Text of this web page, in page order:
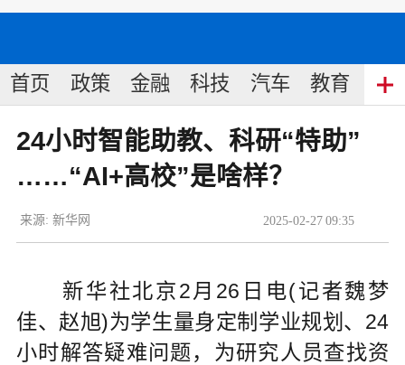
首页 政策 金融 科技 汽车 教育 食
24小时智能助教、科研“特助”
……“AI+高校”是啥样？
2025-02-27 09:35
来源: 新华网
新华社北京2月26日电(记者魏梦
佳、赵旭)为学生量身定制学业规划、24
小时解答疑难问题，为研究人员查找资